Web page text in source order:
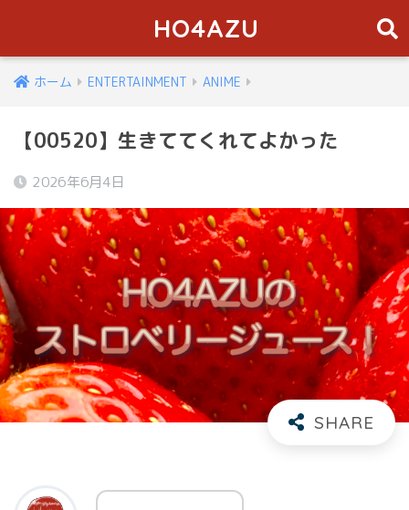
HO4AZU
ホーム ENTERTAINMENT ANIME
【00520】生きててくれてよかった
2026年6月4日